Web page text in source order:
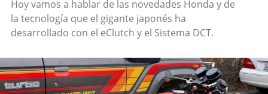
Hoy vamos a hablar de las novedades Honda y de
la tecnología que el gigante japonés ha
desarrollado con el eClutch y el Sistema DCT.